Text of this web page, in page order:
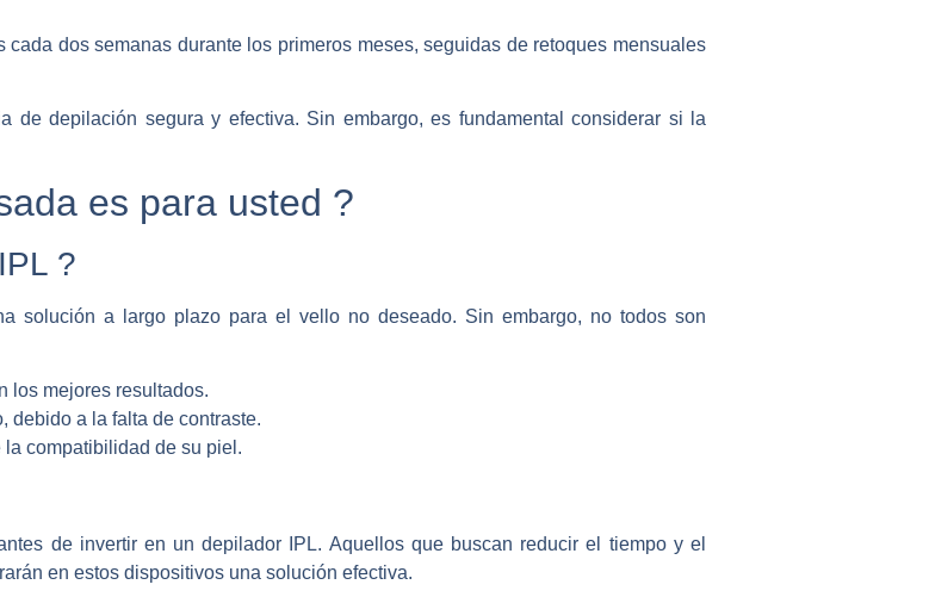
dos semanas durante los primeros meses, seguidas de retoques mensuales
de depilación segura y efectiva. Sin embargo, es fundamental considerar si la
es para usted ?
?
solución a largo plazo para el vello no deseado. Sin embargo, no todos son
los mejores resultados.
debido a la falta de contraste.
compatibilidad de su piel.
de invertir en un depilador IPL. Aquellos que buscan reducir el tiempo y el
en estos dispositivos una solución efectiva.